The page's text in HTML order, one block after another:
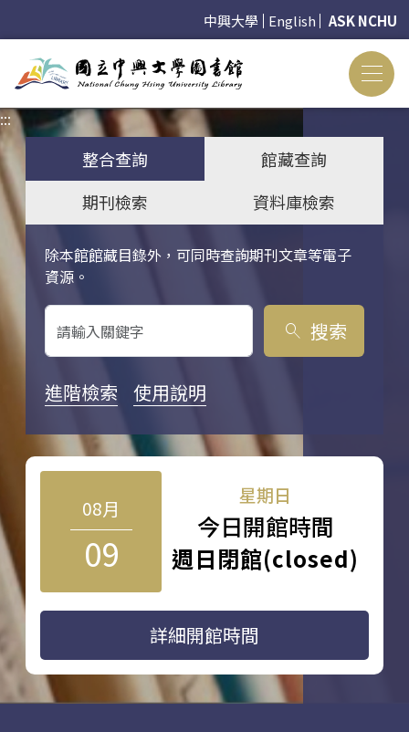
中興大學 English ASK NCHU
:::
整合查詢
館藏查詢
期刊檢索
資料庫檢索
除本館館藏目錄外，可同時查詢期刊文章等電子
資源。
關鍵字搜尋
search 搜索
進階檢索 使用說明
08月
09
星期日
今日開館時間
週日閉館(closed)
詳細開館時間